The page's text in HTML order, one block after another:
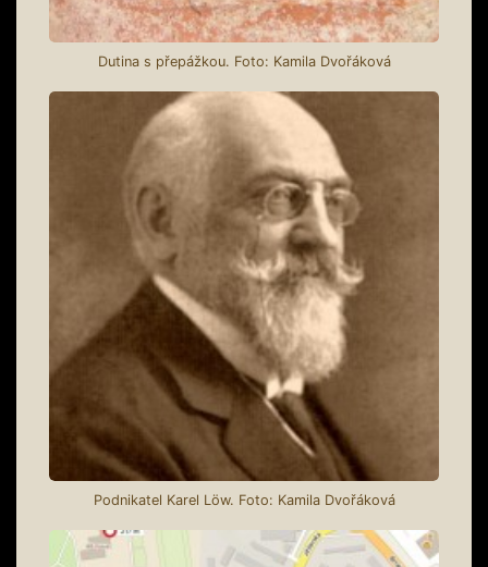
Dutina s přepážkou. Foto: Kamila Dvořáková
Podnikatel Karel Löw. Foto: Kamila Dvořáková